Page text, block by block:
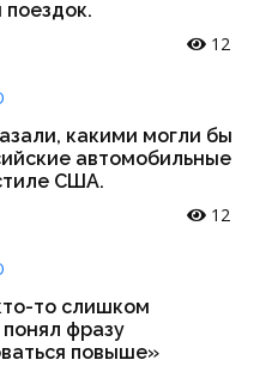
поездок.
12
какими могли бы
автомобильные
США.
12
то слишком
фразу
повыше»